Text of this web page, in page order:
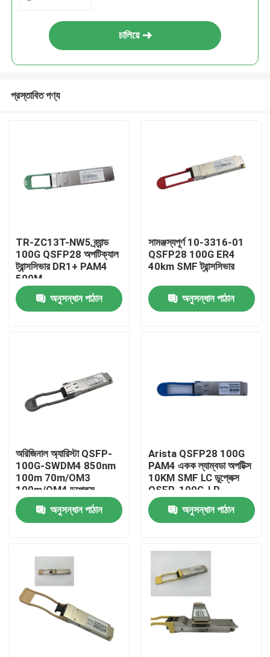
বাড়ি
আমাদের সম্পর্কে
মান নিয়ন্ত্রণ
যোগাযোগ করুন
এনভিডিয়া এআই পণ্য
400G/800G অপটিক্যাল মডিউল
চালিয়ে
প্রস্তাবিত পণ্য
TR-ZC13T-NW5 ব্র্যান্ড
100G QSFP28 অপটিক্যাল
ট্রান্সসিভার DR1+ PAM4
500M
অনুসন্ধান পাঠান
সামঞ্জস্যপূর্ণ 10-3316-01
QSFP28 100G ER4
40km SMF ট্রান্সসিভার
অনুসন্ধান পাঠান
অরিজিনাল অ্যারিস্টা QSFP-
100G-SWDM4 850nm
100m 70m/OM3
100m/OM4 ডুপ্লেক্স
এমএমএফ ট্রান্সিভার
অনুসন্ধান পাঠান
Arista QSFP28 100G
PAM4 একক ল্যাম্বডা অপটিক্স
10KM SMF LC ডুপ্লেক্স
QSFP-100G-LR
অনুসন্ধান পাঠান